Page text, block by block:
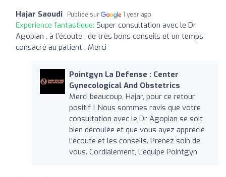
Hajar Saoudi Publiée sur 1 year ago
Expérience fantastique: Super consultation avec le Dr
Agopian , à l’écoute , de très bons conseils et un temps
consacré au patient . Merci
Pointgyn La Defense : Center
Gynecological And Obstetrics
Merci beaucoup, Hajar, pour ce retour
positif ! Nous sommes ravis que votre
consultation avec le Dr Agopian se soit
bien déroulée et que vous ayez apprécié
l’écoute et les conseils. Prenez soin de
vous. Cordialement, L’équipe Pointgyn